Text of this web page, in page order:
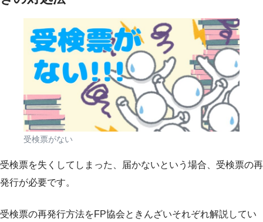
受検票がない
受検票を失くしてしまった、届かないという場合、受検票の再
発行が必要です。
受検票の再発行方法をFP協会ときんざいそれぞれ解説してい